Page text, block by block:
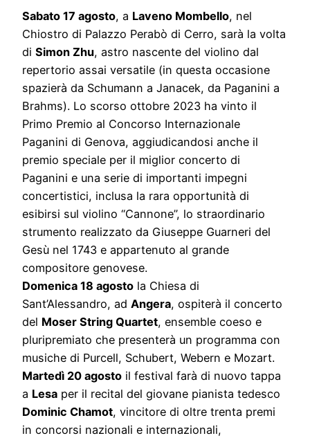
Sabato 17 agosto, a Laveno Mombello, nel
Chiostro di Palazzo Perabò di Cerro, sarà la volta
di Simon Zhu, astro nascente del violino dal
repertorio assai versatile (in questa occasione
spazierà da Schumann a Janacek, da Paganini a
Brahms). Lo scorso ottobre 2023 ha vinto il
Primo Premio al Concorso Internazionale
Paganini di Genova, aggiudicandosi anche il
premio speciale per il miglior concerto di
Paganini e una serie di importanti impegni
concertistici, inclusa la rara opportunità di
esibirsi sul violino “Cannone”, lo straordinario
strumento realizzato da Giuseppe Guarneri del
Gesù nel 1743 e appartenuto al grande
compositore genovese.
Domenica 18 agosto la Chiesa di
Sant’Alessandro, ad Angera, ospiterà il concerto
del Moser String Quartet, ensemble coeso e
pluripremiato che presenterà un programma con
musiche di Purcell, Schubert, Webern e Mozart.
Martedì 20 agosto il festival farà di nuovo tappa
a Lesa per il recital del giovane pianista tedesco
Dominic Chamot, vincitore di oltre trenta premi
in concorsi nazionali e internazionali,